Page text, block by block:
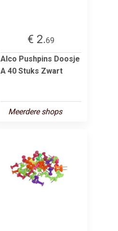
€ 2.69
Alco Pushpins Doosje
A 40 Stuks Zwart
Meerdere shops